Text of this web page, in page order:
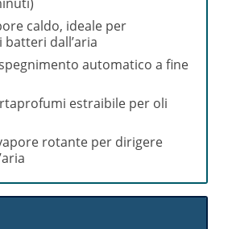
caldo, ideale per
dall’aria
automatico a fine
estraibile per oli
rotante per dirigere